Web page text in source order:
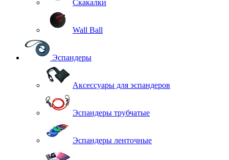
Скакалки
Wall Ball
Эспандеры
Аксессуары для эспандеров
Эспандеры трубчатые
Эспандеры ленточные